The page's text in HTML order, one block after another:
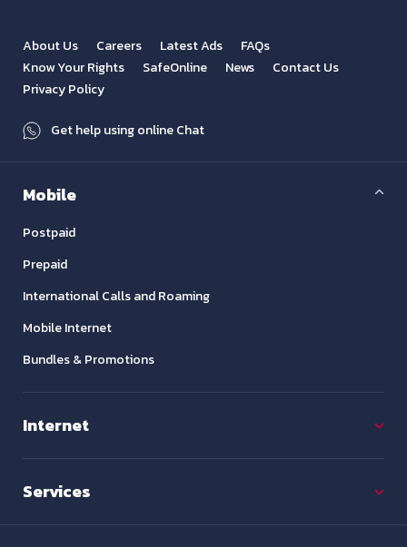
About Us Careers Latest Ads
FAQs
Know Your Rights
SafeOnline News
Contact Us
Privacy Policy
Get help using online Chat
Mobile
Postpaid
Prepaid
International Calls and Roaming
Mobile Internet
Bundles & Promotions
Internet
Services